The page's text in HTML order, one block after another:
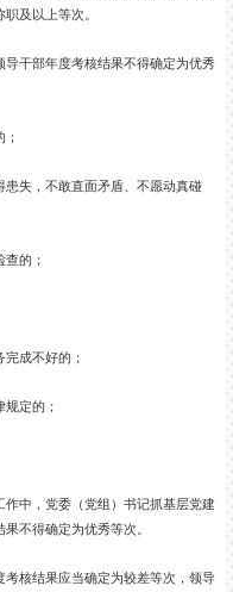
及以上等次。
干部年度考核结果不得确定为优秀
失，不敢直面矛盾、不愿动真碰
的；
成不好的；
定的；
中，党委（党组）书记抓基层党建
不得确定为优秀等次。
结果应当确定为较差等次，领导